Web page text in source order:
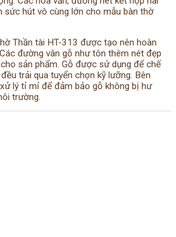
sức hút vô cùng lớn cho mẫu bàn thờ
Thần tài HT-313 được tạo nên hoàn
đường vân gỗ như tôn thêm nét đẹp
sản phẩm. Gỗ được sử dụng để chế
trải qua tuyển chọn kỹ lưỡng. Bên
lý tỉ mỉ để đảm bảo gỗ không bị hư
trường.